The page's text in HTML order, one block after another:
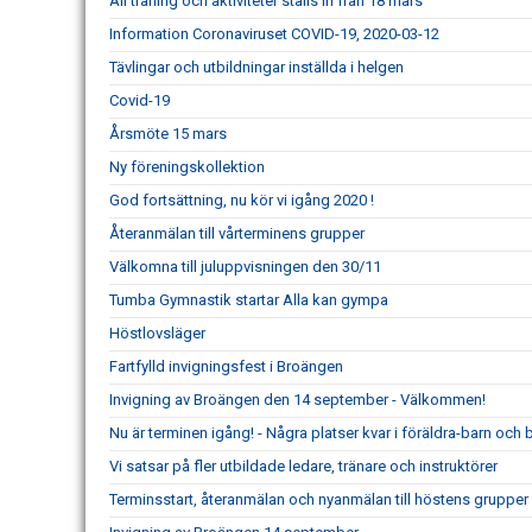
Information Coronaviruset COVID-19, 2020-03-12
Tävlingar och utbildningar inställda i helgen
Covid-19
Årsmöte 15 mars
Ny föreningskollektion
God fortsättning, nu kör vi igång 2020 !
Återanmälan till vårterminens grupper
Välkomna till juluppvisningen den 30/11
Tumba Gymnastik startar Alla kan gympa
Höstlovsläger
Fartfylld invigningsfest i Broängen
Invigning av Broängen den 14 september - Välkommen!
Nu är terminen igång! - Några platser kvar i föräldra-barn och
Vi satsar på fler utbildade ledare, tränare och instruktörer
Terminsstart, återanmälan och nyanmälan till höstens grupper